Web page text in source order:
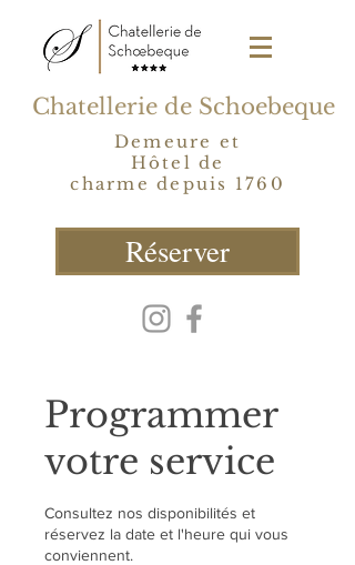
Chatellerie de Schoebeque
Demeure et
Hôtel de
charme depuis 1760
Réserver
Programmer
votre service
Consultez nos disponibilités et
réservez la date et l'heure qui vous
conviennent.